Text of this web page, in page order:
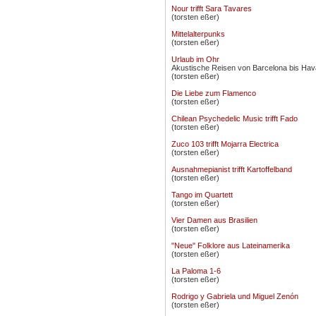
Nour trifft Sara Tavares
(torsten eßer)
Mittelalterpunks
(torsten eßer)
Urlaub im Ohr
Akustische Reisen von Barcelona bis
(torsten eßer)
Die Liebe zum Flamenco
(torsten eßer)
Chilean Psychedelic Music trifft Fado
(torsten eßer)
Zuco 103 trifft Mojarra Electrica
(torsten eßer)
Ausnahmepianist trifft Kartoffelband
(torsten eßer)
Tango im Quartett
(torsten eßer)
Vier Damen aus Brasilien
(torsten eßer)
"Neue" Folklore aus Lateinamerika
(torsten eßer)
La Paloma 1-6
(torsten eßer)
Rodrigo y Gabriela und Miguel Zenón
(torsten eßer)